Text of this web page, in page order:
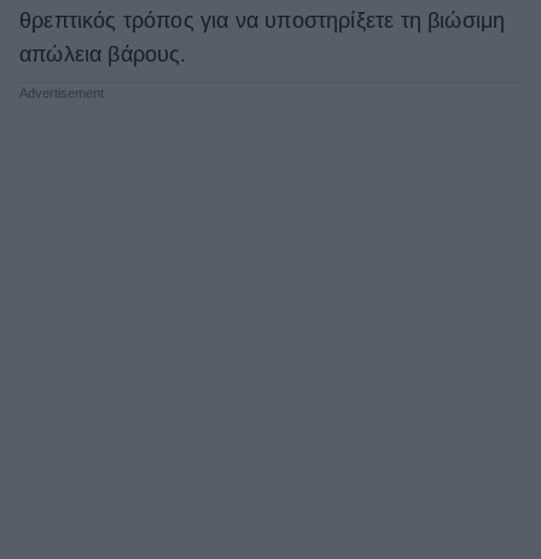
θρεπτικός τρόπος για να υποστηρίξετε τη βιώσιμη
απώλεια βάρους.